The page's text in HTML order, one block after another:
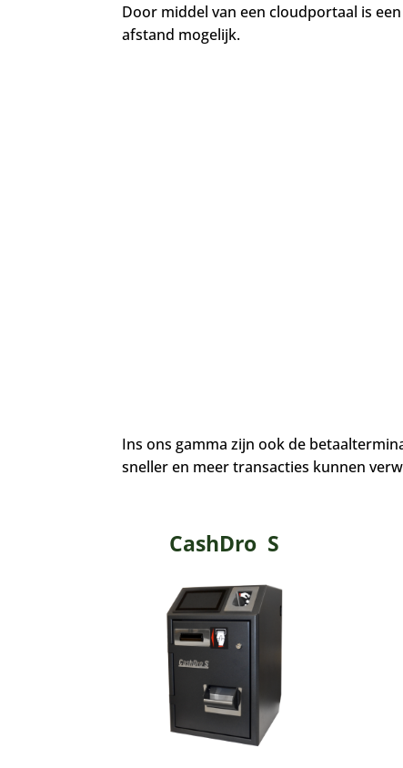
Door middel van een cloudportaal is
afstand mogelijk.
Ins ons gamma zijn ook de
sneller en meer transacties kunnen
CashDro S